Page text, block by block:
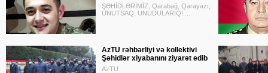
ŞƏHİDLƏRİMİZ, Qarabağ, Qarayazı,
UNUTSAQ, UNUDULARIQ!....
AzTU rəhbərliyi və kollektivi
Şəhidlər xiyabanını ziyarət edib
AzTU